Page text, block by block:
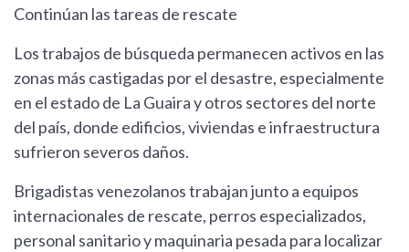
Continúan las tareas de rescate
Los trabajos de búsqueda permanecen activos en las
zonas más castigadas por el desastre, especialmente
en el estado de La Guaira y otros sectores del norte
del país, donde edificios, viviendas e infraestructura
sufrieron severos daños.
Brigadistas venezolanos trabajan junto a equipos
internacionales de rescate, perros especializados,
personal sanitario y maquinaria pesada para localizar